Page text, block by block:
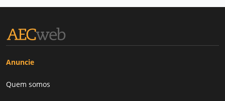
Anuncie
Quem somos